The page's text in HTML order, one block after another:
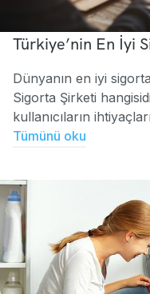
Türkiye’nin En İyi
Dünyanın en iyi
Sigorta Şirketi
kullanıcıların
Tümünü oku